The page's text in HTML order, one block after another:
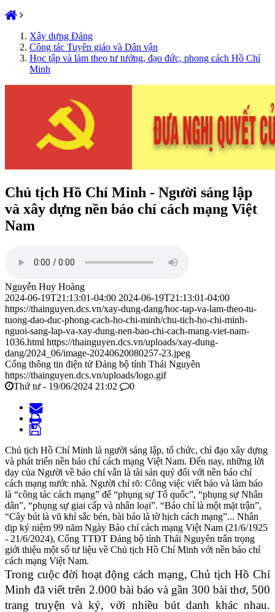
Xây dựng Đảng
Công tác Tuyên giáo và Dân vận
Học tập và làm theo tư tưởng, đạo đức, phong cách Hồ Chí
Minh
Chủ tịch Hồ Chí Minh - Người sáng lập
và xây dựng nền báo chí cách mạng Việt
Nam
Nguyễn Huy Hoàng
2024-06-19T21:13:01-04:00 2024-06-19T21:13:01-04:00
https://thainguyen.dcs.vn/xay-dung-dang/hoc-tap-va-lam-theo-tu-
tuong-dao-duc-phong-cach-ho-chi-minh/chu-tich-ho-chi-minh-
nguoi-sang-lap-va-xay-dung-nen-bao-chi-cach-mang-viet-nam-
1036.html https://thainguyen.dcs.vn/uploads/xay-dung-
dang/2024_06/image-20240620080257-23.jpeg
Cổng thông tin điện tử Đảng bộ tỉnh Thái Nguyên
https://thainguyen.dcs.vn/uploads/logo.gif
Thứ tư - 19/06/2024 21:02
0
Chủ tịch Hồ Chí Minh là người sáng lập, tổ chức, chỉ đạo xây dựng
và phát triển nền báo chí cách mạng Việt Nam. Đến nay, những lời
dạy của Người về báo chí vẫn là tài sản quý đối với nền báo chí
cách mạng nước nhà. Người chỉ rõ: Công việc viết báo và làm báo
là “công tác cách mạng” để “phụng sự Tổ quốc”, “phụng sự Nhân
dân”, “phụng sự giai cấp và nhân loại”. “Báo chí là một mặt trận”,
“Cây bút là vũ khí sắc bén, bài báo là tờ hịch cách mạng”... Nhân
dịp kỷ niệm 99 năm Ngày Báo chí cách mạng Việt Nam (21/6/1925
- 21/6/2024), Cổng TTĐT Đảng bộ tỉnh Thái Nguyên trân trọng
giới thiệu một số tư liệu về Chủ tịch Hồ Chí Minh với nền báo chí
cách mạng Việt Nam.
Trong cuộc đời hoạt động cách mạng, Chủ tịch Hồ Chí
Minh đã viết trên 2.000 bài báo và gần 300 bài thơ, 500
trang truyện và ký, với nhiều bút danh khác nhau.